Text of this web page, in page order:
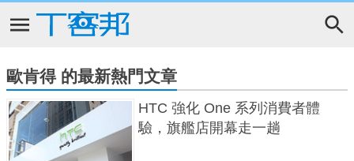
歐肯得 的最新熱門文章
HTC 強化 One 系列消費者體
驗，旗艦店開幕走一趟